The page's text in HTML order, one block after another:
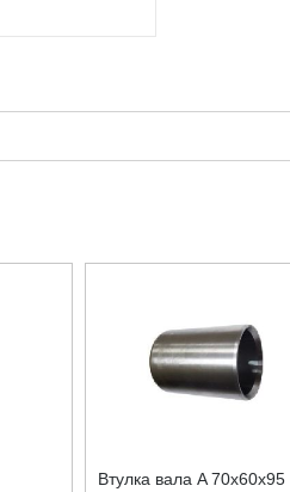
Втулка вала A 70x60x95